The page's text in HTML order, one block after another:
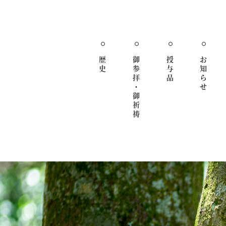
歴
史
御参拝・御祈祷 授与品 お知らせ